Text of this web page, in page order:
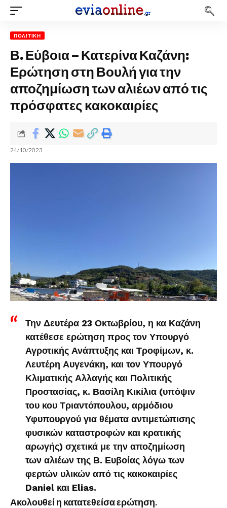
ΠΟΛΙΤΙΚΉ
Β. Εύβοια – Κατερίνα Καζάνη:
Ερώτηση στη Βουλή για την
αποζημίωση των αλιέων από τις
πρόσφατες κακοκαιρίες
24/10/2023
Την Δευτέρα 23 Οκτωβρίου, η κα Καζάνη
κατέθεσε ερώτηση προς τον Υπουργό
Αγροτικής Ανάπτυξης και Τροφίμων, κ.
Λευτέρη Αυγενάκη, και τον Υπουργό
Κλιματικής Αλλαγής και Πολιτικής
Προστασίας, κ. Βασίλη Κικίλια (υπόψιν
του κου Τριαντόπουλου, αρμόδιου
Υφυπουργού για θέματα αντιμετώπισης
φυσικών καταστροφών και κρατικής
αρωγής) σχετικά με την αποζημίωση
των αλιέων της Β. Ευβοίας λόγω των
φερτών υλικών από τις κακοκαιρίες
Daniel και Elias.
Ακολουθεί η κατατεθείσα ερώτηση.